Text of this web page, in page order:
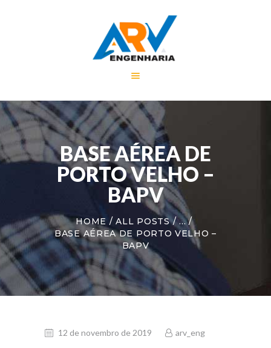
BASE AÉREA DE
PORTO VELHO –
BAPV
HOME ALL POSTS
...
BASE AÉREA DE PORTO VELHO –
BAPV
A EMPRESA
SERVIÇOS
PORTFÓLIO
NOTÍCIAS
CONTATO
12 de novembro de 2019 arv_eng